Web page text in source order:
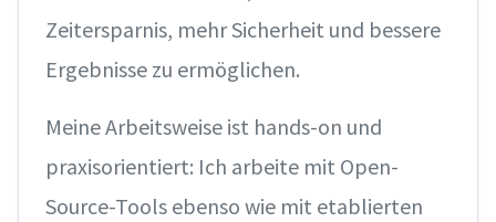
Zeitersparnis, mehr Sicherheit und bessere
Ergebnisse zu ermöglichen.
Meine Arbeitsweise ist hands-on und
praxisorientiert: Ich arbeite mit Open-
Source-Tools ebenso wie mit etablierten